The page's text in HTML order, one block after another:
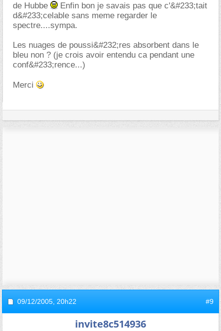
de Hubbe
Enfin bon je savais pas que c'&#233;tait
d&#233;celable sans meme regarder le
spectre....sympa.
Les nuages de poussi&#232;res absorbent dans le
bleu non ? (je crois avoir entendu ca pendant une
conf&#233;rence...)
Merci
09/12/2005, 20h22 #9
invite8c514936